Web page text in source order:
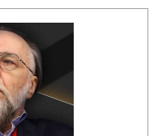
в
по
Маск в